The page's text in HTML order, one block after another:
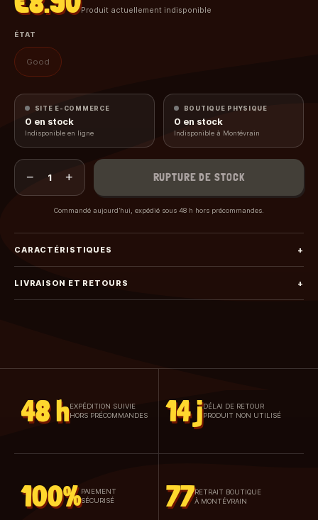
Produit actuellement indisponible
ÉTAT
Good
SITE E-COMMERCE
0 en stock
Indisponible en ligne
BOUTIQUE PHYSIQUE
0 en stock
Indisponible à Montévrain
− 1 + RUPTURE DE STOCK
Commandé aujourd’hui, expédié sous 48 h hors précommandes.
CARACTÉRISTIQUES +
LIVRAISON ET RETOURS +
48 h EXPÉDITION SUIVIE
HORS PRÉCOMMANDES
14 jDÉLAI DE RETOUR
PRODUIT NON UTILISÉ
100% PAIEMENT
SÉCURISÉ
77RETRAIT BOUTIQUE
À MONTÉVRAIN